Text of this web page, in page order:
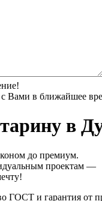
Вами в ближайшее
в
до премиум.
проектам —
ГОСТ и гарантия от